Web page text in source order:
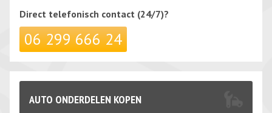
Direct telefonisch contact (24/7)?
06 299 666 24
AUTO ONDERDELEN KOPEN